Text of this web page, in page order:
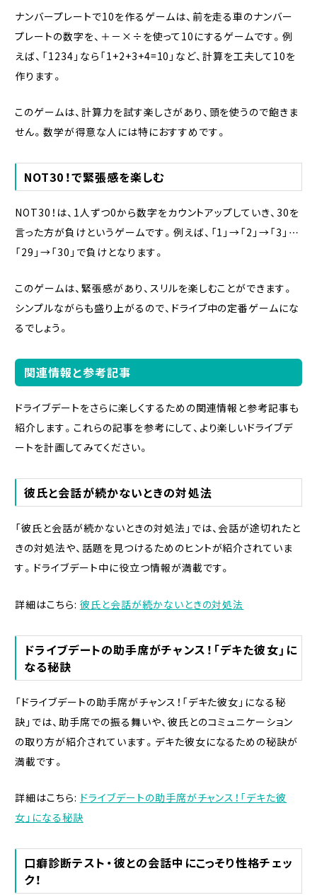
ナンバープレートで10を作るゲームは、前を走る車のナンバー
プレートの数字を、＋－×÷を使って10にするゲームです。例
えば、「1234」なら「1+2+3+4=10」など、計算を工夫して10を
作ります。
このゲームは、計算力を試す楽しさがあり、頭を使うので飽きま
せん。数学が得意な人には特におすすめです。
NOT30！で緊張感を楽しむ
NOT30！は、1人ずつ0から数字をカウントアップしていき、30を
言った方が負けというゲームです。例えば、「1」→「2」→「3」…
「29」→「30」で負けとなります。
このゲームは、緊張感があり、スリルを楽しむことができます。
シンプルながらも盛り上がるので、ドライブ中の定番ゲームにな
るでしょう。
関連情報と参考記事
ドライブデートをさらに楽しくするための関連情報と参考記事も
紹介します。これらの記事を参考にして、より楽しいドライブデ
ートを計画してみてください。
彼氏と会話が続かないときの対処法
「彼氏と会話が続かないときの対処法」では、会話が途切れたと
きの対処法や、話題を見つけるためのヒントが紹介されていま
す。ドライブデート中に役立つ情報が満載です。
詳細はこちら: 彼氏と会話が続かないときの対処法
ドライブデートの助手席がチャンス！「デキた彼女」に
なる秘訣
「ドライブデートの助手席がチャンス！「デキた彼女」になる秘
訣」では、助手席での振る舞いや、彼氏とのコミュニケーション
の取り方が紹介されています。デキた彼女になるための秘訣が
満載です。
詳細はこちら: ドライブデートの助手席がチャンス！「デキた彼
女」になる秘訣
口癖診断テスト・彼との会話中にこっそり性格チェッ
ク！